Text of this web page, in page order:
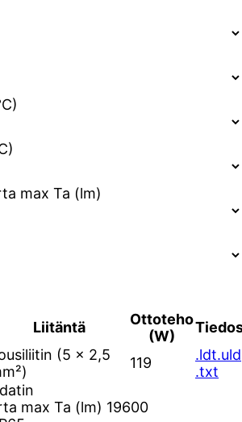
max Ta (lm)
Liitäntä
Ottoteho
(W)
(5 × 2,5
119 .ldt.uld
.txt
max Ta (lm) 19600